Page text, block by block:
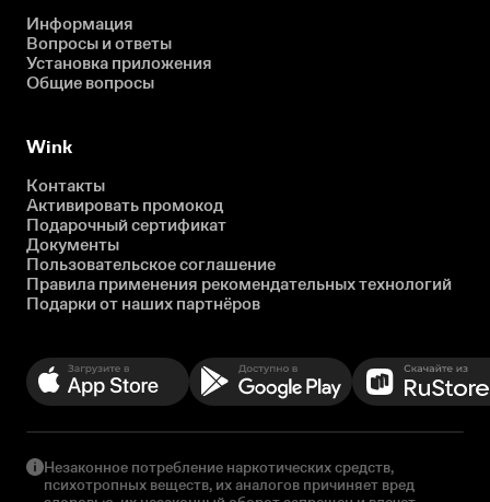
Информация
Вопросы и ответы
Установка приложения
Общие вопросы
Wink
Контакты
Активировать промокод
Подарочный сертификат
Документы
Пользовательское соглашение
Правила применения рекомендательных технологий
Подарки от наших партнёров
Незаконное потребление наркотических средств,
психотропных веществ, их аналогов причиняет вред